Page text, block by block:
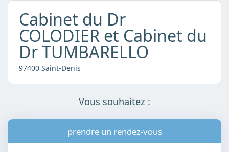
Cabinet du Dr
COLODIER et Cabinet du
Dr TUMBARELLO
97400 Saint-Denis
Vous souhaitez :
prendre un rendez-vous